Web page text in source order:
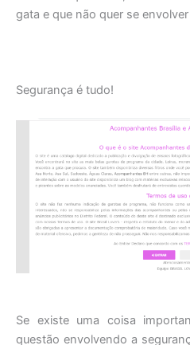
gata e que não quer se
Segurança é tudo!
Se existe uma coisa
questão envolvendo a